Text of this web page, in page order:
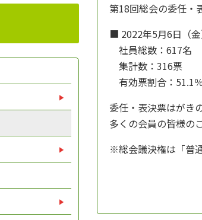
第18回総会の委任・
■ 2022年5月6日（
社員総数：617名
集計数：316票
有効票割合：51.1％
委任・表決票はがき
多くの会員の皆様の
※総会議決権は「普